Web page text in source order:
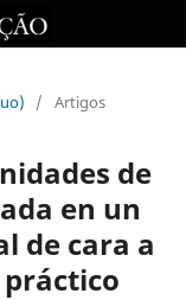
/ Artigos
de
en un
de cara a